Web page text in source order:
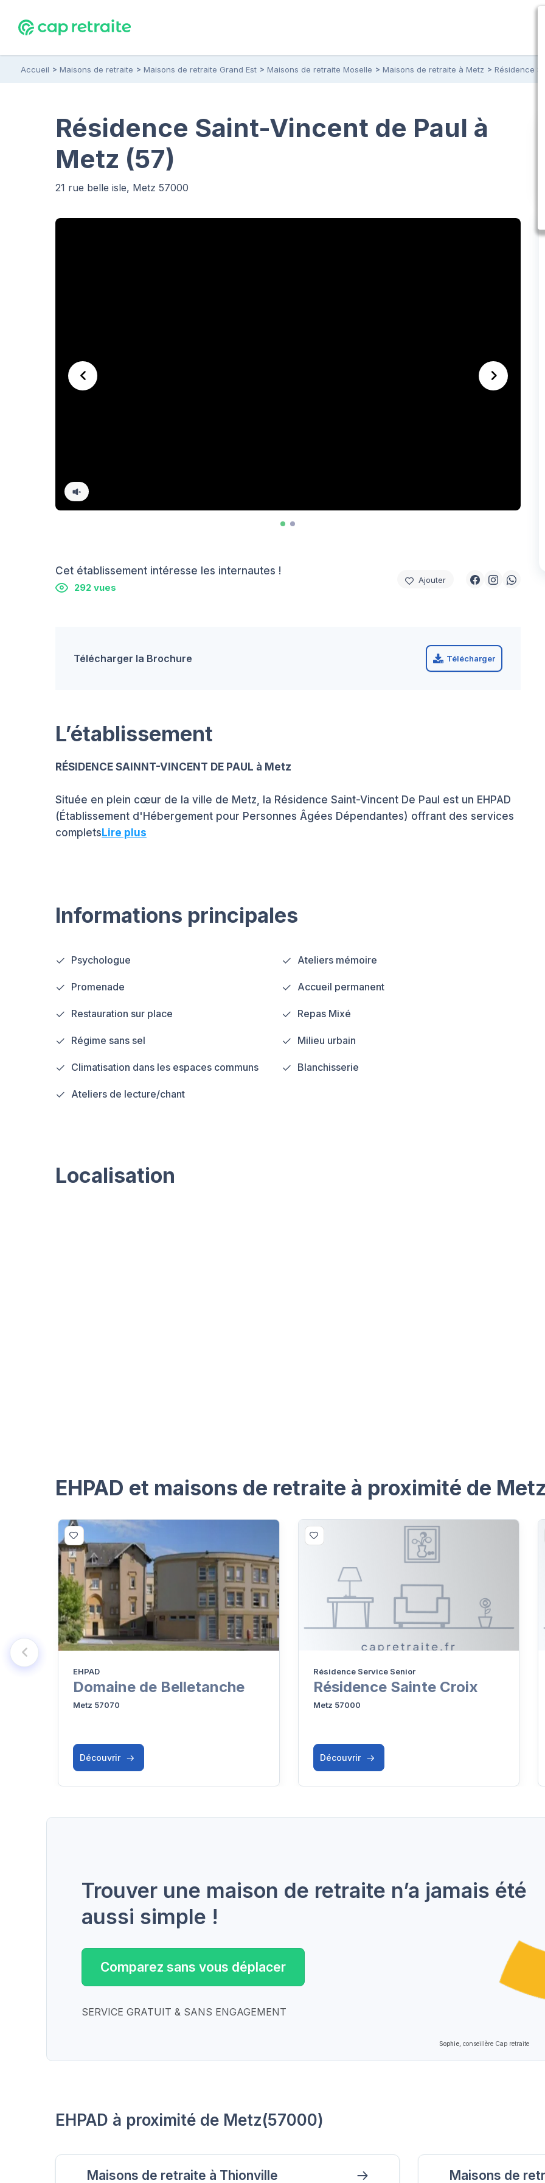
Accueil Maisons de retraite Maisons de retraite Grand Est Maisons de retraite Moselle Maisons de retraite à Metz Résidence
Cet établissement intéresse les internautes !
292 vues
Ajouter
Télécharger la Brochure Télécharger
Résidence Saint-Vincent de Paul à
Metz (57)
21 rue belle isle, Metz 57000
L’établissement
RÉSIDENCE SAINNT-VINCENT DE PAUL à Metz
Située en plein cœur de la ville de Metz, la Résidence Saint-Vincent De Paul est un EHPAD
(Établissement d'Hébergement pour Personnes Âgées Dépendantes) offrant des services
completsLire plus
Informations principales
Psychologue Ateliers mémoire
Promenade Accueil permanent
Restauration sur place Repas Mixé
Régime sans sel Milieu urbain
Climatisation dans les espaces communs Blanchisserie
Ateliers de lecture/chant
Localisation
EHPAD et maisons de retraite à proximité de
EHPAD
Domaine de Belletanche
Metz 57070
Découvrir
Résidence Service Senior
Résidence Sainte Croix
Metz 57000
Découvrir
Sophie, conseillère Cap retraite
Trouver une maison de retraite n’a jamais été
aussi simple !
Comparez sans vous déplacer
SERVICE GRATUIT & SANS ENGAGEMENT
EHPAD à proximité de Metz(57000)
Maisons de retraite à Thionville Maisons de